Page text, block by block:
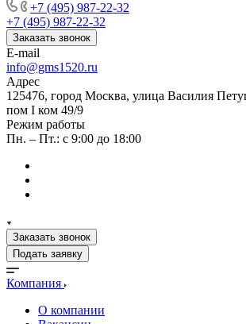
+7 (495) 987-22-32
+7 (495) 987-22-32
Заказать звонок
E-mail
info@gms1520.ru
Адрес
125476, город Москва, улица Василия
пом I ком 49/9
Режим работы
Пн. – Пт.: с 9:00 до 18:00
Заказать звонок
Подать заявку
Компания
О компании